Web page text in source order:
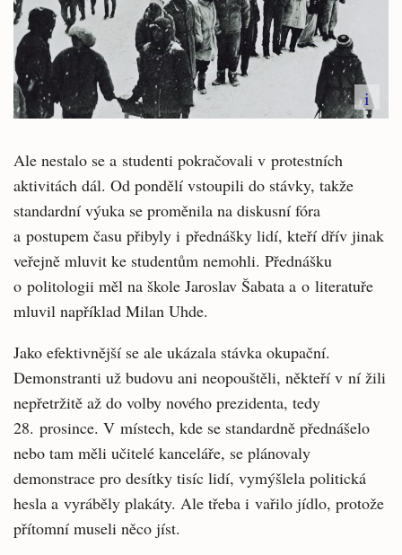
i
Ale nestalo se a studenti pokračovali v protestních
aktivitách dál. Od pondělí vstoupili do stávky, takže
standardní výuka se proměnila na diskusní fóra
a postupem času přibyly i přednášky lidí, kteří dřív jinak
veřejně mluvit ke studentům nemohli. Přednášku
o politologii měl na škole Jaroslav Šabata a o literatuře
mluvil například Milan Uhde.
Jako efektivnější se ale ukázala stávka okupační.
Demonstranti už budovu ani neopouštěli, někteří v ní žili
nepřetržitě až do volby nového prezidenta, tedy
28. prosince. V místech, kde se standardně přednášelo
nebo tam měli učitelé kanceláře, se plánovaly
demonstrace pro desítky tisíc lidí, vymýšlela politická
hesla a vyráběly plakáty. Ale třeba i vařilo jídlo, protože
přítomní museli něco jíst.